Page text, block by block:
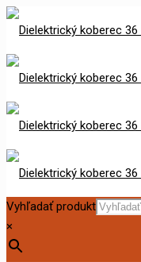
Vyhľadať produkt
×